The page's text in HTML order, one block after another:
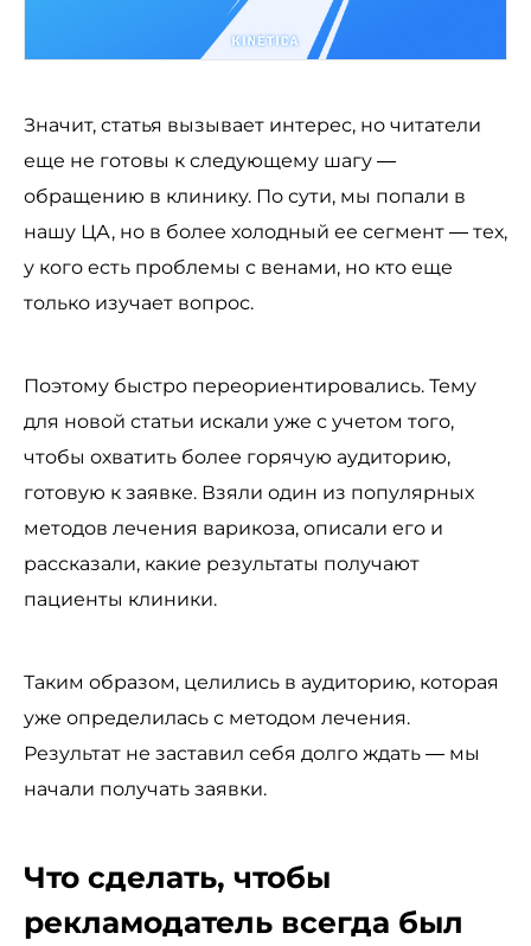
Значит, статья вызывает интерес, но читатели
еще не готовы к следующему шагу —
обращению в клинику. По сути, мы попали в
нашу ЦА, но в более холодный ее сегмент — тех,
у кого есть проблемы с венами, но кто еще
только изучает вопрос.
Поэтому быстро переориентировались. Тему
для новой статьи искали уже с учетом того,
чтобы охватить более горячую аудиторию,
готовую к заявке. Взяли один из популярных
методов лечения варикоза, описали его и
рассказали, какие результаты получают
пациенты клиники.
Таким образом, целились в аудиторию, которая
уже определилась с методом лечения.
Результат не заставил себя долго ждать — мы
начали получать заявки.
Что сделать, чтобы
рекламодатель всегда был